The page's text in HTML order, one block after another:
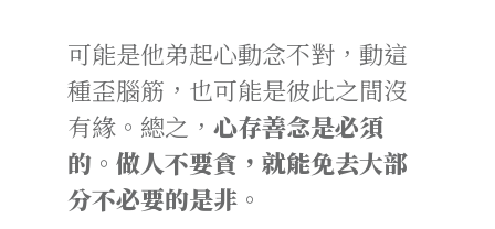
可能是他弟起心動念不對，動這
種歪腦筋，也可能是彼此之間沒
有緣。總之， 心存善念是必須
的。做人不要貪，就能免去大部
分不必要的是非。